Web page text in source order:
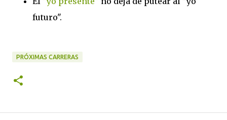
futuro".
PRÓXIMAS CARRERAS